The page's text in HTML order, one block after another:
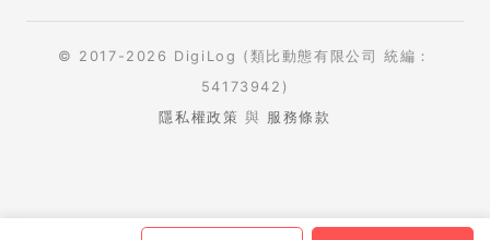
© 2017-2026 DigiLog (類比動態有限公司 統編：
54173942)
隱私權政策 與 服務條款